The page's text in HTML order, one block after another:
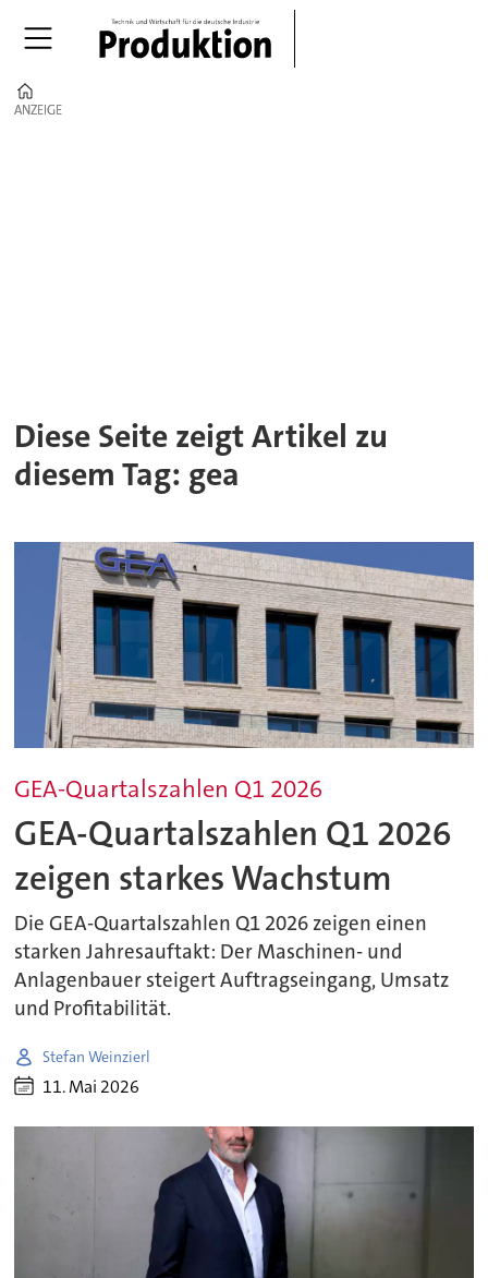
ANZEIGE
ANZEIGE
Diese Seite zeigt Artikel zu
diesem Tag: gea
GEA-Quartalszahlen Q1 2026
GEA-Quartalszahlen Q1 2026
zeigen starkes Wachstum
Die GEA-Quartalszahlen Q1 2026 zeigen einen
starken Jahresauftakt: Der Maschinen- und
Anlagenbauer steigert Auftragseingang, Umsatz
und Profitabilität.
Stefan Weinzierl
11. Mai 2026